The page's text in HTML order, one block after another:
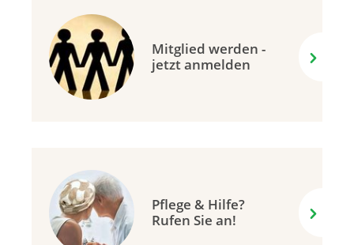
Mitglied werden -
jetzt anmelden
Pflege & Hilfe?
Rufen Sie an!